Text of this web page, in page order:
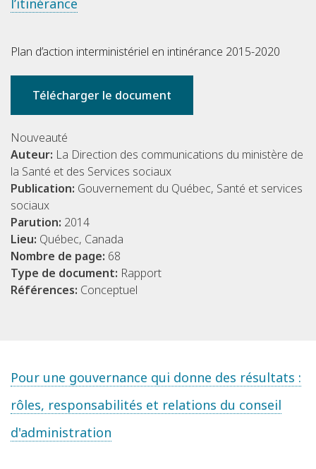
l’itinérance
Plan d’action interministériel en intinérance 2015-2020
Télécharger le document
Nouveauté
Auteur: La Direction des communications du ministère de
la Santé et des Services sociaux
Publication: Gouvernement du Québec, Santé et services
sociaux
Parution: 2014
Lieu: Québec, Canada
Nombre de page: 68
Type de document: Rapport
Références: Conceptuel
Pour une gouvernance qui donne des résultats :
rôles, responsabilités et relations du conseil
d'administration